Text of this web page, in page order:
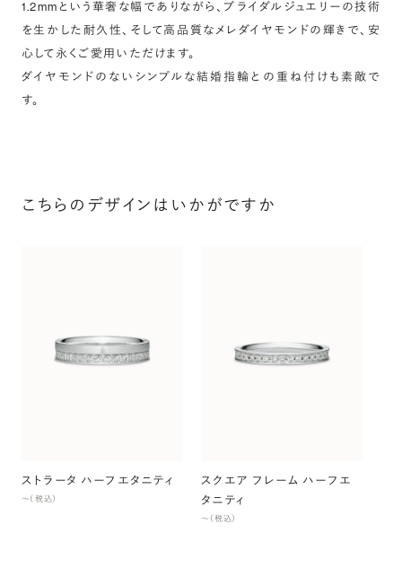
1.2mmという華奢な幅でありながら、ブライダルジュエリーの技術
を生かした耐久性、そして高品質なメレダイヤモンドの輝きで、安
心して永くご愛用いただけます。
ダイヤモンドのないシンプルな結婚指輪との重ね付けも素敵で
す。
こちらのデザインはいかがですか
ストラータ ハーフエタニティ
〜（税込）
スクエア フレーム ハーフエ
タニティ
〜（税込）